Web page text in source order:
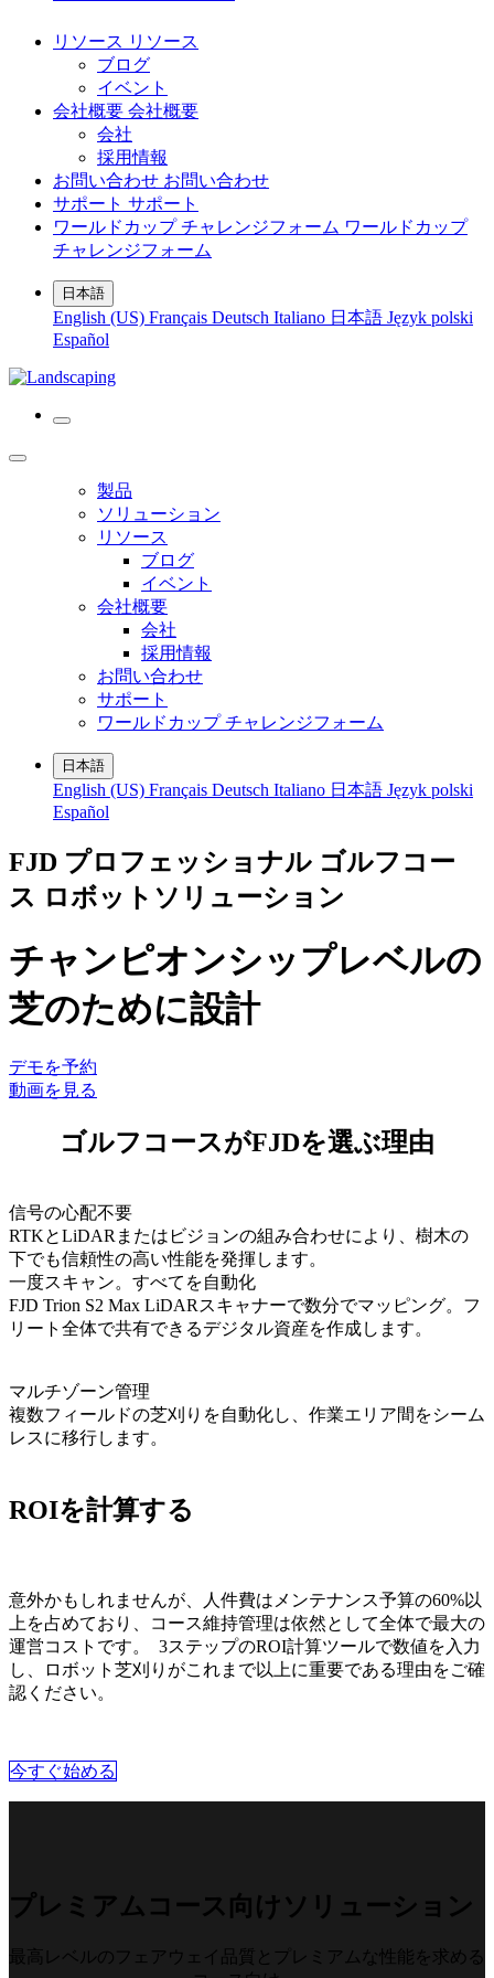
リソース リソース
ブログ
イベント
会社概要 会社概要
会社
採用情報
お問い合わせ お問い合わせ
サポート サポート
ワールドカップ チャレンジフォーム ワールドカップ
チャレンジフォーム
日本語
English (US) Français Deutsch Italiano 日本語 Język polski
Español
製品
ソリューション
リソース
ブログ
イベント
会社概要
会社
採用情報
お問い合わせ
サポート
ワールドカップ チャレンジフォーム
日本語
English (US) Français Deutsch Italiano 日本語 Język polski
Español
FJD プロフェッショナル ゴルフコー
ス ロボットソリューション
チャンピオンシップレベルの
芝のために設計
デモを予約
動画を見る
ゴルフコースがFJDを選ぶ理由
信号の心配不要
RTKとLiDARまたはビジョンの組み合わせにより、樹木の
下でも信頼性の高い性能を発揮します。
一度スキャン。すべてを自動化
FJD Trion S2 Max LiDARスキャナーで数分でマッピング。フ
リート全体で共有できるデジタル資産を作成します。
マルチゾーン管理
複数フィールドの芝刈りを自動化し、作業エリア間をシーム
レスに移行します。
ROIを計算する
意外かもしれませんが、人件費はメンテナンス予算の60%以
上を占めており、コース維持管理は依然として全体で最大の
運営コストです。 3ステップのROI計算ツールで数値を入力
し、ロボット芝刈りがこれまで以上に重要である理由をご確
認ください。
今すぐ始める​​
プレミアムコース向けソリューション
最高レベルのフェアウェイ品質とプレミアムな性能を求める